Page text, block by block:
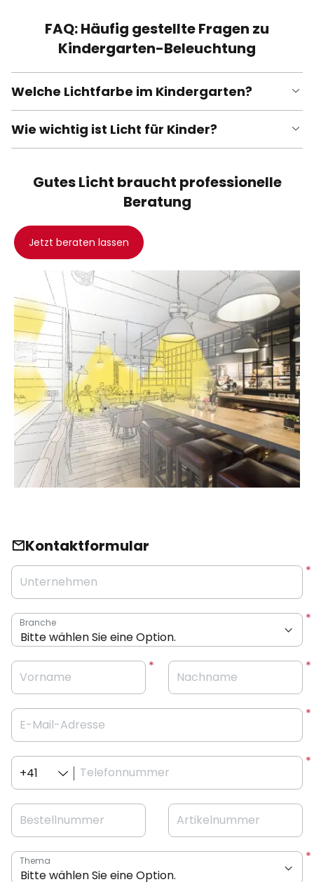
FAQ: Häufig gestellte Fragen zu
Kindergarten-Beleuchtung
Welche Lichtfarbe im Kindergarten?
Wie wichtig ist Licht für Kinder?
Gutes Licht braucht professionelle
Beratung
Jetzt beraten lassen
Kontaktformular
Unternehmen
Branche
Vorname Nachname
E-Mail-Adresse
Telefonnummer
+41
Bestellnummer Artikelnummer
Thema